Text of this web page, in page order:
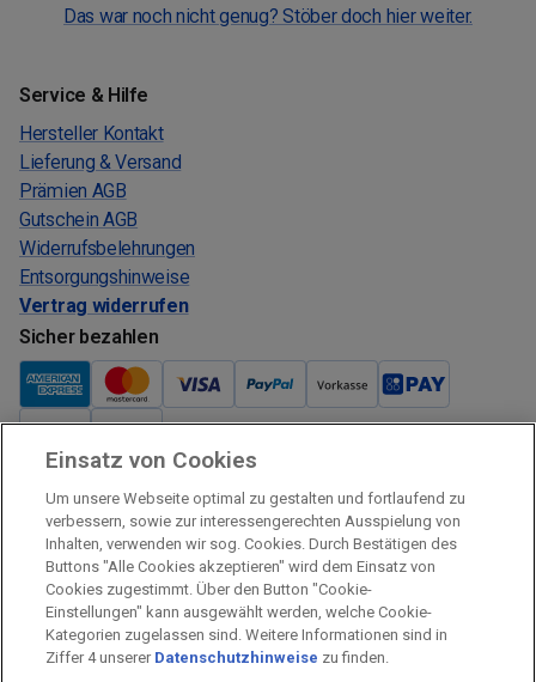
Das war noch nicht genug? Stöber doch hier weiter.
Service & Hilfe
Hersteller Kontakt
Lieferung & Versand
Prämien AGB
Gutschein AGB
Widerrufsbelehrungen
Entsorgungshinweise
Vertrag widerrufen
Sicher bezahlen
Verkauf und Versand
Kostenloser Versand:
Verkauf und Versand durch:
Verkauf Gutscheine durch:
Sicher einkaufen
Einsatz von Cookies
Um unsere Webseite optimal zu gestalten und fortlaufend zu
verbessern, sowie zur interessengerechten Ausspielung von
Inhalten, verwenden wir sog. Cookies. Durch Bestätigen des
Buttons "Alle Cookies akzeptieren" wird dem Einsatz von
Cookies zugestimmt. Über den Button "Cookie-
Einstellungen" kann ausgewählt werden, welche Cookie-
Kategorien zugelassen sind. Weitere Informationen sind in
Ziffer 4 unserer Datenschutzhinweise zu finden.